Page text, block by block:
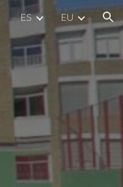
ES EU